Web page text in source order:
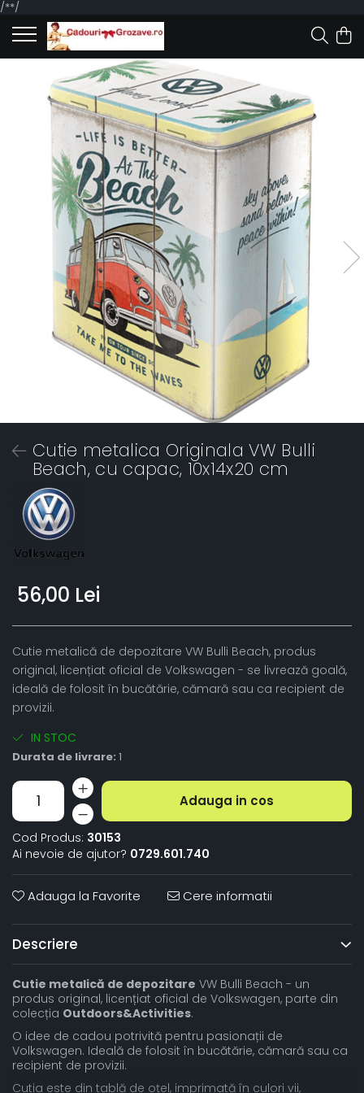
/**/
Cutie metalica Originala VW Bulli
Beach, cu capac, 10x14x20 cm
56,00 Lei
Cutie metalică de depozitare VW Bulli Beach, produs
original, licențiat oficial de Volkswagen - se livrează goală,
ideală de folosit în bucătărie, cămară sau ca recipient de
provizii.
IN STOC
Durata de livrare: 1
Adauga in cos
Cod Produs: 30153
Ai nevoie de ajutor? 0729.601.740
Adauga la Favorite Cere informatii
Descriere
Cutie metalică de depozitare VW Bulli Beach - un
produs original, licențiat oficial de Volkswagen, parte din
colecția Outdoors&Activities.
O idee de cadou potrivită pentru pasionații de
Volkswagen. Ideală de folosit în bucătărie, cămară sau ca
recipient de provizii.
Cutia este din tablă de oțel, imprimată în culori vii,